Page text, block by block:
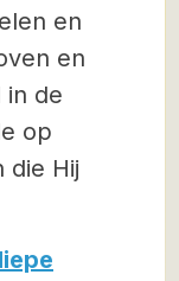
en
en
in de
op
die Hij